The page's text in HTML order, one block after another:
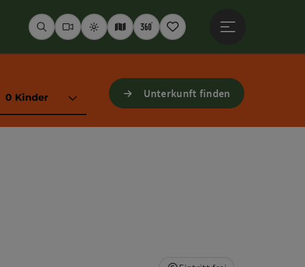
SuchenWebcams
WetterInteraktive Karte
360° Panoramen
Merkzettel
0 Kinder Unterkunft finden